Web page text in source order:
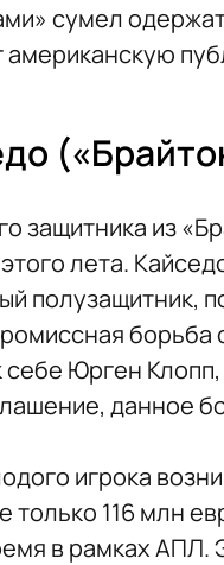
сумел
защитника из
лета.
полузащитник,
борьба
себе Юрген
данное
игрока
только 116 млн
в рамках АПЛ.